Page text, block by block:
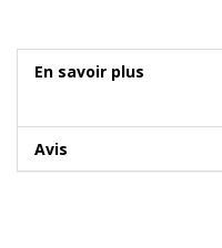
En savoir plus
Avis